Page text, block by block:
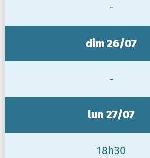
-
dim 26/07
-
lun 27/07
18h30